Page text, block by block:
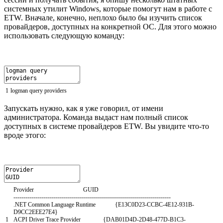
системных утилит Windows, которые помогут нам в работе с
ETW. Вначале, конечно, неплохо было бы изучить список
провайдеров, доступных на конкретной ОС. Для этого можно
использовать следующую команду:
1 logman query providers
Запускать нужно, как я уже говорил, от имени
администратора. Команда выдаст нам полный список
доступных в системе провайдеров ETW. Вы увидите что-то
вроде этого:
1
Provider GUID
-------------------------------------------------------------------------------
.NETCommon Language Runtime {E13C0D23-CCBC-4E12-931B-
D9CC2EEE27E4}
ACPI Driver Trace Provider {DAB01D4D-2D48-477D-B1C3-